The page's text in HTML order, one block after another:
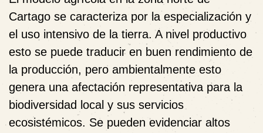
Cartago se caracteriza por la especialización y
el uso intensivo de la tierra. A nivel productivo
esto se puede traducir en buen rendimiento de
la producción, pero ambientalmente esto
genera una afectación representativa para la
biodiversidad local y sus servicios
ecosistémicos. Se pueden evidenciar altos